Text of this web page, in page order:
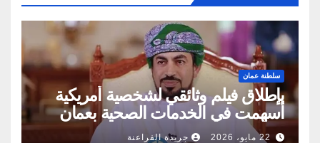
سلطنة عمان
بإطلاق فيلم وثائقي لشخصية أمريكية
أسهمت في الخدمات الصحية بعمان
22 مايو، 2026 جريدة الفراعنة